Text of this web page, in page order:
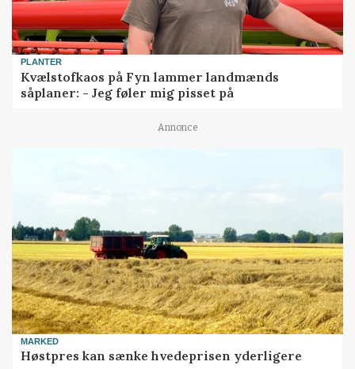
PLANTER
Kvælstofkaos på Fyn lammer landmænds
såplaner: - Jeg føler mig pisset på
Annonce
MARKED
Høstpres kan sænke hvedeprisen yderligere